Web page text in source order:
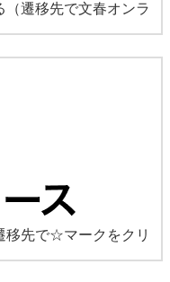
（遷移先で文春オンラ
移先で☆マークをクリ